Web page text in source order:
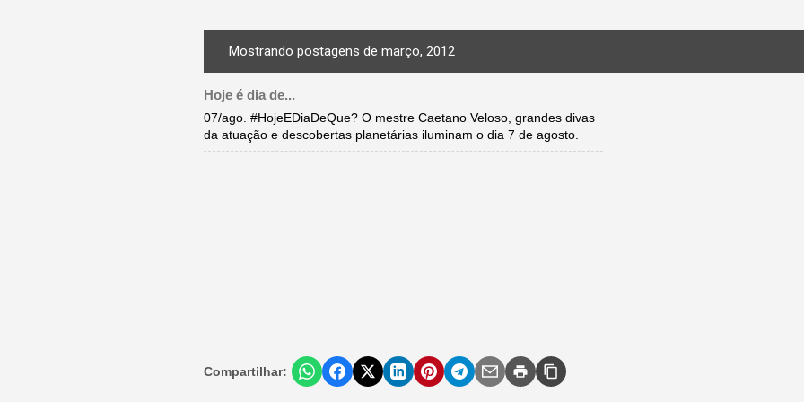
Mostrando postagens de março, 2012
Hoje é dia de...
07/ago. #HojeEDiaDeQue? O mestre Caetano Veloso, grandes divas
da atuação e descobertas planetárias iluminam o dia 7 de agosto.
Compartilhar: